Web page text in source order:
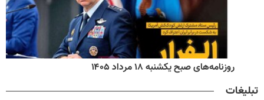
روزنامه‌های صبح یکشنبه ۱۸ مرداد ۱۴۰۵
تبلیغات